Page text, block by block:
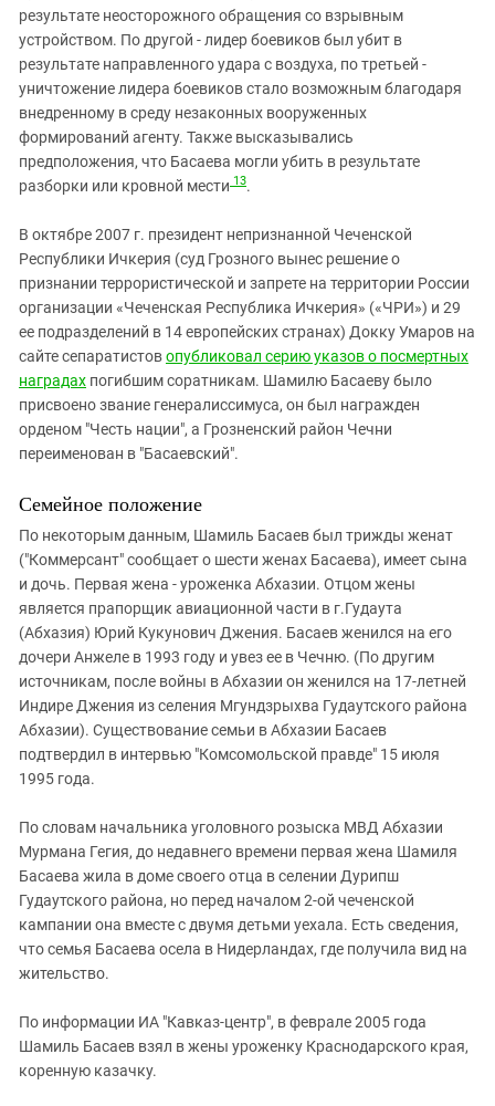
результате неосторожного обращения со взрывным
устройством. По другой - лидер боевиков был убит в
результате направленного удара с воздуха, по третьей -
уничтожение лидера боевиков стало возможным благодаря
внедренному в среду незаконных вооруженных
формирований агенту. Также высказывались
предположения, что Басаева могли убить в результате
разборки или кровной мести 13.
В октябре 2007 г. президент непризнанной Чеченской
Республики Ичкерия (суд Грозного вынес решение о
признании террористической и запрете на территории России
организации «Чеченская Республика Ичкерия» («ЧРИ») и 29
ее подразделений в 14 европейских странах) Докку Умаров на
сайте сепаратистовопубликовал серию указов о посмертных
наградах погибшим соратникам. Шамилю Басаеву было
присвоено звание генералиссимуса, он был награжден
орденом "Честь нации", а Грозненский район Чечни
переименован в "Басаевский".
Семейное положение
По некоторым данным, Шамиль Басаев был трижды женат
("Коммерсант" сообщает о шести женах Басаева), имеет сына
и дочь. Первая жена - уроженка Абхазии. Отцом жены
является прапорщик авиационной части в г.Гудаута
(Абхазия) Юрий Кукунович Джения. Басаев женился на его
дочери Анжеле в 1993 году и увез ее в Чечню. (По другим
источникам, после войны в Абхазии он женился на 17-летней
Индире Джения из селения Мгундзрыхва Гудаутского района
Абхазии). Существование семьи в Абхазии Басаев
подтвердил в интервью "Комсомольской правде" 15 июля
1995 года.
По словам начальника уголовного розыска МВД Абхазии
Мурмана Гегия, до недавнего времени первая жена Шамиля
Басаева жила в доме своего отца в селении Дурипш
Гудаутского района, но перед началом 2-ой чеченской
кампании она вместе с двумя детьми уехала. Есть сведения,
что семья Басаева осела в Нидерландах, где получила вид на
жительство.
По информации ИА "Кавказ-центр", в феврале 2005 года
Шамиль Басаев взял в жены уроженку Краснодарского края,
коренную казачку.